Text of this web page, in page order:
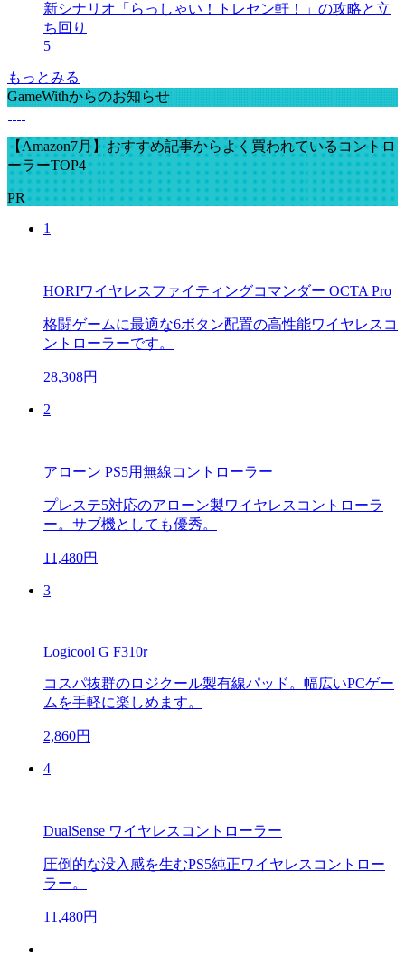
新シナリオ「らっしゃい！トレセン軒！」の攻略と立
ち回り
5
もっとみる
GameWithからのお知らせ
【Amazon7月】おすすめ記事からよく買われているコントロ
ーラーTOP4
PR
1
HORIワイヤレスファイティングコマンダー OCTA Pro
格闘ゲームに最適な6ボタン配置の高性能ワイヤレスコ
ントローラーです。
28,308円
2
アローン PS5用無線コントローラー
プレステ5対応のアローン製ワイヤレスコントローラ
ー。サブ機としても優秀。
11,480円
3
Logicool G F310r
コスパ抜群のロジクール製有線パッド。幅広いPCゲー
ムを手軽に楽しめます。
2,860円
4
DualSense ワイヤレスコントローラー
圧倒的な没入感を生むPS5純正ワイヤレスコントロー
ラー。
11,480円